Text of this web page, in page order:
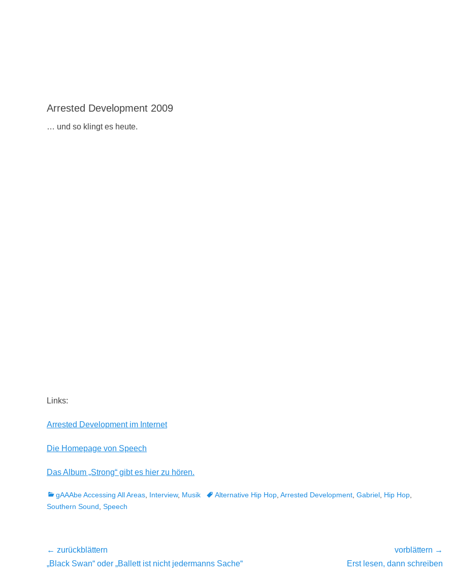
Arrested Development 2009
… und so klingt es heute.
Links:
Arrested Development im Internet
Die Homepage von Speech
Das Album „Strong“ gibt es hier zu hören.
Kategorien
gAAAbe Accessing All Areas Interview, Musik TagsAlternative Hip Hop Arrested Development Gabriel Hip Hop
Southern Sound Speech
Beitragsnavigation
← zurückblättern
Vorheriger
„Black Swan“ oder „Ballett ist nicht jedermanns Sache“
vorblättern →
Erst lesen, dann schreiben